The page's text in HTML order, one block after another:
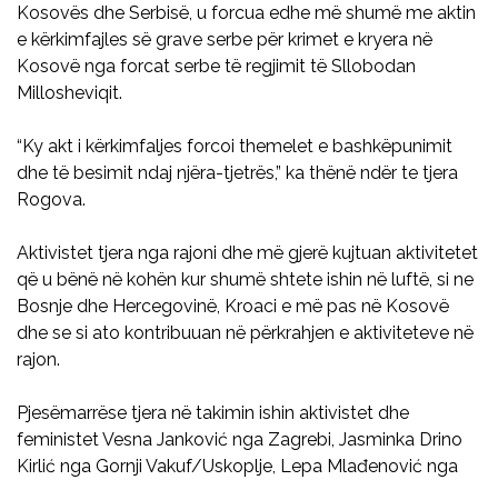
Kosovës dhe Serbisë, u forcua edhe më shumë me aktin
e kërkimfajles së grave serbe për krimet e kryera në
Kosovë nga forcat serbe të regjimit të Sllobodan
Millosheviqit.
“Ky akt i kërkimfaljes forcoi themelet e bashkëpunimit
dhe të besimit ndaj njëra-tjetrës,” ka thënë ndër te tjera
Rogova.
Aktivistet tjera nga rajoni dhe më gjerë kujtuan aktivitetet
që u bënë në kohën kur shumë shtete ishin në luftë, si ne
Bosnje dhe Hercegovinë, Kroaci e më pas në Kosovë
dhe se si ato kontribuuan në përkrahjen e aktiviteteve në
rajon.
Pjesëmarrëse tjera në takimin ishin aktivistet dhe
feministet Vesna Janković nga Zagrebi, Jasminka Drino
Kirlić nga Gornji Vakuf/Uskoplje, Lepa Mlađenović nga